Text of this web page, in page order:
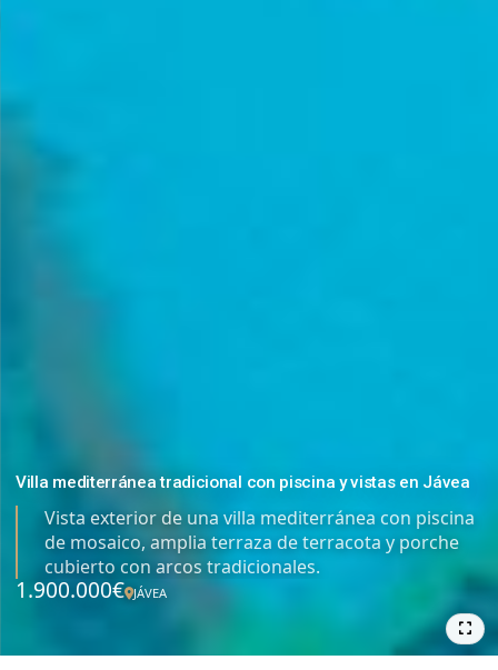
Villa mediterránea tradicional con piscina y vistas en Jávea
Vista exterior de una villa mediterránea con piscina
de mosaico, amplia terraza de terracota y porche
cubierto con arcos tradicionales.
1.900.000€ JÁVEA